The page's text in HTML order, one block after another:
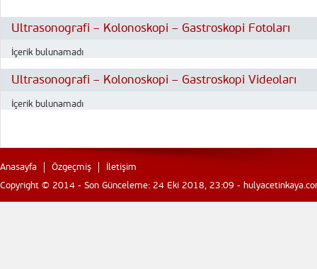
Ultrasonografi – Kolonoskopi – Gastroskopi Fotoları
İçerik bulunamadı
Ultrasonografi – Kolonoskopi – Gastroskopi Videoları
İçerik bulunamadı
Anasayfa Özgeçmiş
İletişim
Copyright © 2014 - Son Günceleme: 24 Eki 2018, 23:09 -